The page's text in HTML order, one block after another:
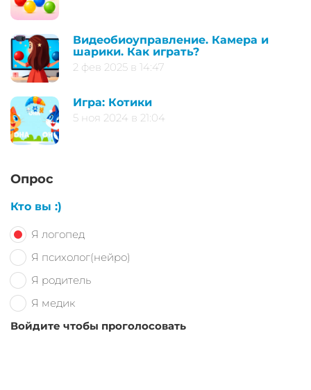
Видеобиоуправление. Камера и
шарики. Как играть?
2 фев 2025 в 14:47
Игра: Котики
5 ноя 2024 в 21:04
Опрос
Кто вы :)
Я логопед
Я психолог(нейро)
Я родитель
Я медик
Войдите чтобы проголосовать